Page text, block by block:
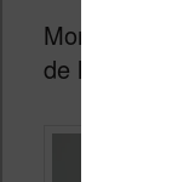
Mon choix
de liseuses.